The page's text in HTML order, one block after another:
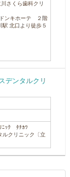
さくら歯科クリ
ンキホーテ ２階
北口より徒歩５
デンタルクリ
ﾆｯｸ ﾀﾁｶﾜ
クリニック〔立